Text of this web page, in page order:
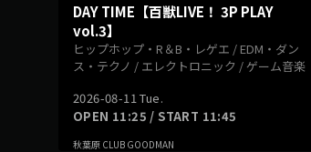
DAY TIME【百獣LIVE！ 3P PLAY
vol.3】
ヒップホップ・R＆B・レゲエ / EDM・ダン
ス・テクノ / エレクトロニック / ゲーム音楽
2026-08-11 Tue.
OPEN 11:25 / START 11:45
秋葉原 CLUB GOODMAN